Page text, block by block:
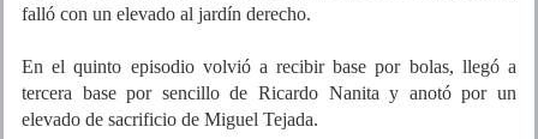
falló con un elevado al jardín derecho.
En el quinto episodio volvió a recibir base por bolas, llegó a
tercera base por sencillo de Ricardo Nanita y anotó por un
elevado de sacrificio de Miguel Tejada.